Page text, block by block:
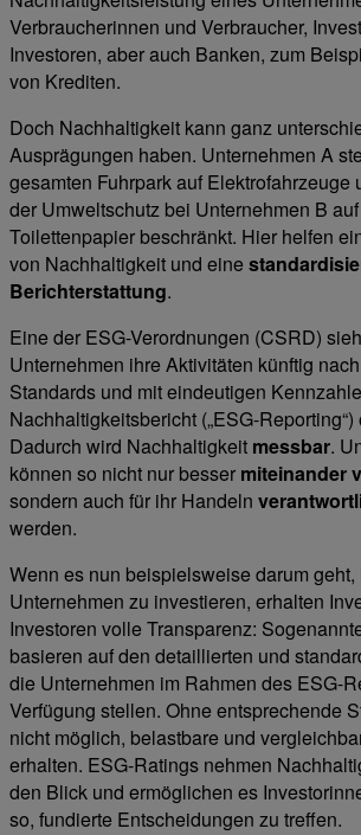
Verbraucherinnen und Verbraucher,
Investoren, aber auch Banken, zum
von Krediten.
Doch Nachhaltigkeit kann ganz
Ausprägungen haben. Unternehmen A
gesamten Fuhrpark auf Elektrofahrzeuge
der Umweltschutz bei Unternehmen B
Toilettenpapier beschränkt. Hier helfen
von Nachhaltigkeit und eine
Berichterstattung.
Eine der ESG-Verordnungen (CSRD)
Unternehmen ihre Aktivitäten künftig
Standards und mit eindeutigen
Nachhaltigkeitsbericht („ESG-
Dadurch wird Nachhaltigkeit messbar.
können so nicht nur besser miteinander
sondern auch für ihr Handeln
werden.
Wenn es nun beispielsweise darum geht,
Unternehmen zu investieren, erhalten
Investoren volle Transparenz:
basieren auf den detaillierten und
die Unternehmen im Rahmen des ESG-
Verfügung stellen. Ohne entsprechende
nicht möglich, belastbare und
erhalten. ESG-Ratings nehmen
den Blick und ermöglichen es
so, fundierte Entscheidungen zu treffen.